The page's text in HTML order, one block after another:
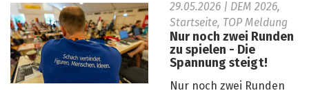
29.05.2026 | DEM 2026,
Startseite, TOP Meldung
Nur noch zwei Runden
zu spielen - Die
Spannung steigt!
Nur noch zwei Runden